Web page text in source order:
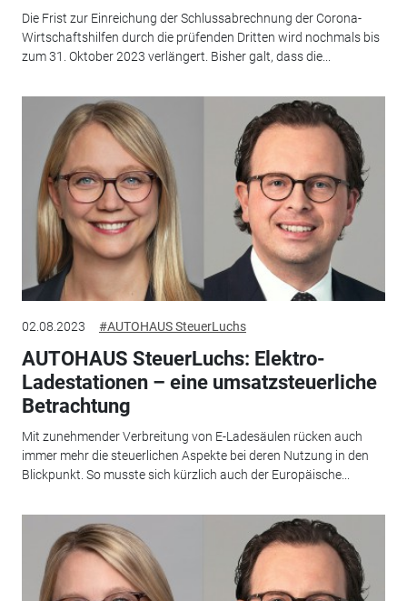
Die Frist zur Einreichung der Schlussabrechnung der Corona-
Wirtschaftshilfen durch die prüfenden Dritten wird nochmals bis
zum 31. Oktober 2023 verlängert. Bisher galt, dass die...
02.08.2023 #AUTOHAUS SteuerLuchs
AUTOHAUS SteuerLuchs: Elektro-
Ladestationen – eine umsatzsteuerliche
Betrachtung
Mit zunehmender Verbreitung von E-Ladesäulen rücken auch
immer mehr die steuerlichen Aspekte bei deren Nutzung in den
Blickpunkt. So musste sich kürzlich auch der Europäische...